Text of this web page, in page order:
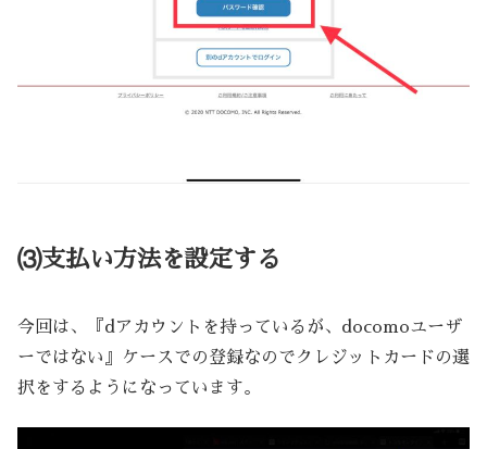
⑶支払い方法を設定する
今回は、『dアカウントを持っているが、docomoユーザ
ーではない』ケースでの登録なのでクレジットカードの選
択をするようになっています。